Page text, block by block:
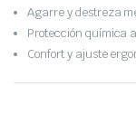
Agarre y destreza
Protección química
Confort y ajuste